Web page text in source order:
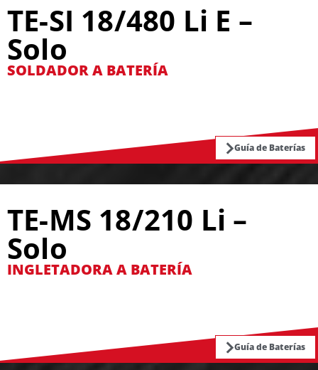
TE-SI 18/480 Li E –
Solo
SOLDADOR A BATERÍA
Guía de Baterías
TE-MS 18/210 Li –
Solo
INGLETADORA A BATERÍA
Guía de Baterías